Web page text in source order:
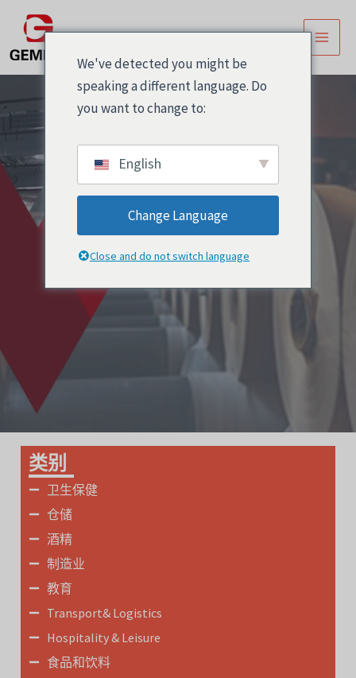
内
容
主
菜
BS5609 labels
类别
卫生保健
仓储
酒精
制造业
教育
Transport& Logistics
Hospitality & Leisure
食品和饮料
We've detected you might be
speaking a different language. Do
you want to change to:
English
Change Language
Close and do not switch language